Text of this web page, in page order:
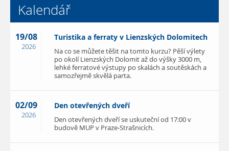
Kalendář
19/08
2026
Turistika a ferraty v Lienzských Dolomitech
Na co se můžete těšit na tomto kurzu? Pěší výlety
po okolí Lienzských Dolomit až do výšky 3000 m,
lehké ferratové výstupy po skalách a soutěskách a
samozřejmě skvělá parta.
02/09
2026
Den otevřených dveří
Den otevřených dveří se uskuteční od 17:00 v
budově MUP v Praze-Strašnicích.